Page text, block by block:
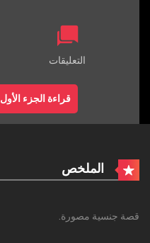
التعليقات
قراءة الجزء الأول
الملخص
قصة جنسية مصورة.